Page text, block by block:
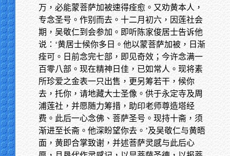
万，必能蒙菩萨加被速得痊愈。又劝黄本人，
专念圣号。作别而去。十二月初六，因莲社会
期，吴敬仁到会参加。即听陈家俊居士告诉他
说：‘黄居士候你多日。他以蒙菩萨加被，日渐
痊可。日前念完七部，即见奇效；今许念满一
百零八部。现在精神日佳，已如常人。现将素
所珍爱之金表一只出售，更另筹若干，候你
去，托你，请地藏大士圣像。供于永定寺及周
浦莲社，并愿随力筹措，助印老师尊造塔经
费。此后一心念佛、菩萨圣号。现持十斋，须
渐进至长斋。他深盼望你去。’及吴敬仁与黄晤
面，黄即合掌致谢，并述菩萨灵感与此后心